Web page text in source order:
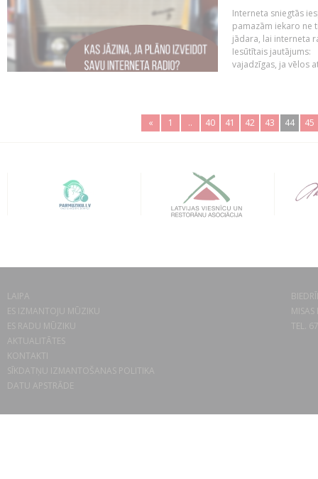
Interneta sniegtās
pamazām iekaro ne
jādara, lai interneta
Iesūtītais jautājums:
vajadzīgas, ja vēlos
« 1 .. 40 41 42 43 44 45
LAIPA
ES IZMANTOJU MŪZIKU
ES RADU MŪZIKU
AKTUALITĀTES
KONTAKTI
SĪKDATŅU IZMANTOŠANAS POLITIKA
DATU APSTRĀDE
TEL.